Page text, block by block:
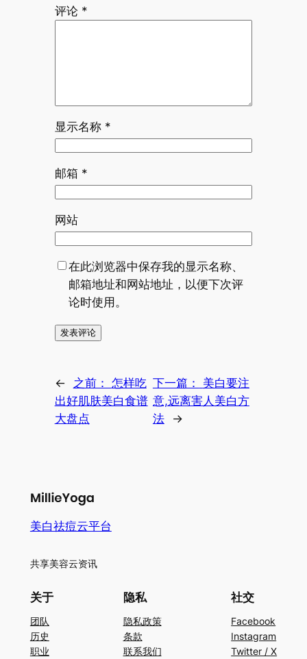
评论 *
显示名称 *
邮箱 *
网站
在此浏览器中保存我的显示名称、
邮箱地址和网站地址，以便下次评
论时使用。
← 之前： 怎样吃
出好肌肤美白食谱
大盘点
下一篇：
美白要注
意,远离害人美白方
法
→
美白祛痘云平台
共享美容云资讯
关于
团队
历史
职业
隐私
隐私政策
条款
联系我们
社交
Facebook
Instagram
Twitter / X